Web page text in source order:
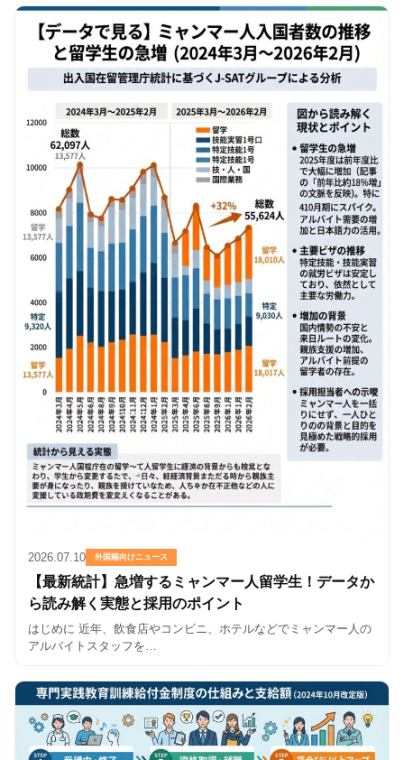
2026.07.10 外国籍向けニュース
【最新統計】急増するミャンマー人留学生！データか
ら読み解く実態と採用のポイント
はじめに 近年、飲食店やコンビニ、ホテルなどでミャンマー人の
アルバイトスタッフを…